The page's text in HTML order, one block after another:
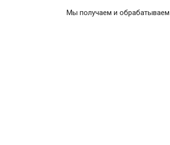
Мы получаем и обрабатываем